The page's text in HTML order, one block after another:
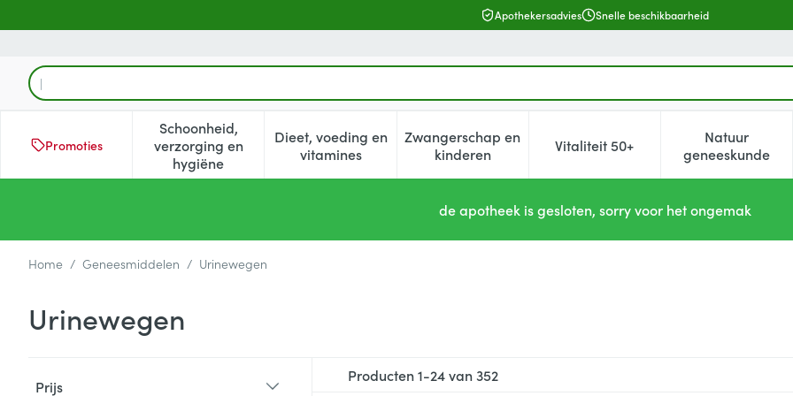
Apothekersadvies Snelle beschikbaarheid
Product, merk, categorie...
Promoties
Schoonheid,
verzorging en
hygiëne
Toon submenu voor Schoonheid, verzorging en hygiëne categorie
Dieet, voeding en
vitaminesToon submenu voor Dieet, voeding en vitamines categorie
Zwangerschap en
kinderenToon submenu voor Zwangerschap en kinderen
Vitaliteit 50+Toon submenu voor Vitaliteit
Natuur
geneeskunde
Toon
de apotheek is gesloten, sorry voor het ongemak
Home / Geneesmiddelen / Urinewegen
Urinewegen
Prijs
Producten1-24van352